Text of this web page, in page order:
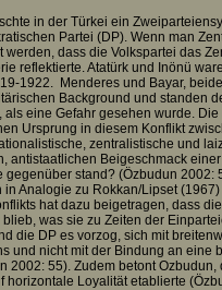
in der Türkei ein
Partei (DP). Wenn man
dass die Volkspartei das
reflektierte. Atatürk und Inönü
1922. Menderes und Bayar,
Background und standen
eine Gefahr gesehen wurde.
Ursprung in diesem Konflikt
zentralistische und
antistaatlichen Beigeschmack
stand? (Özbudun 2002:
in Analogie zu Rokkan/Lipset
hat dazu beigetragen, dass
was sie zu Zeiten der
die DP es vorzog, sich mit
und nicht mit der Bindung an eine
2002: 55). Zudem betont
horizontale Loyalität etablierte